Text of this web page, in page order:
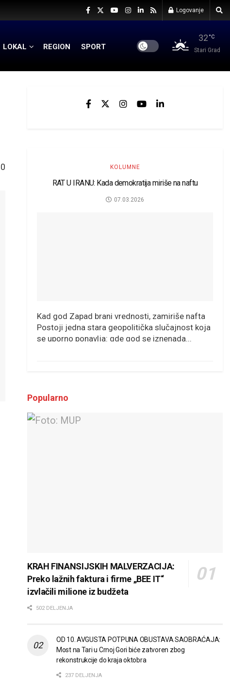
Logovanje
LOKAL REGION SPORT
32 °C
Stari Grad
0 KOLUMNE
RAT U IRANU: Kada demokratija miriše na naftu
07.03.2026
Kad god Zapad brani vrednosti, zamiriše nafta
Postoji jedna stara geopolitička slučajnost koja
se uporno ponavlja: gde god se iznenada...
Popularno
KRAH FINANSIJSKIH MALVERZACIJA:
Preko lažnih faktura i firme „BEE IT“
izvlačili milione iz budžeta
502 DELJENJA
OD 10. AVGUSTA POTPUNA OBUSTAVA SAOBRAĆAJA:
Most na Tari u Crnoj Gori biće zatvoren zbog
rekonstrukcije do kraja oktobra
237 DELJENJA